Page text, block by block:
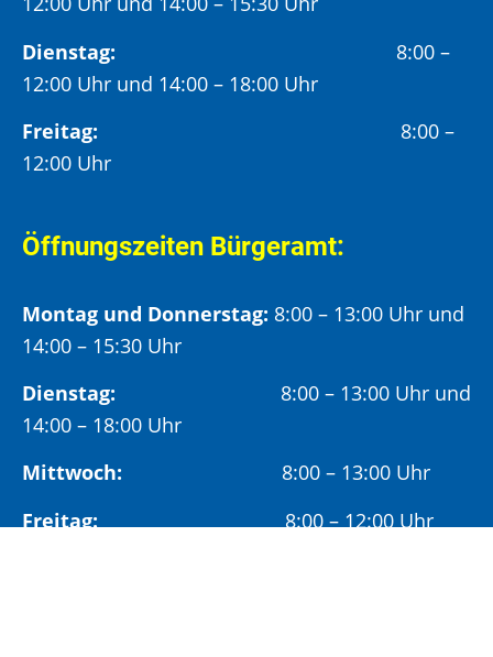
Dienstag: 8:00 –
12:00 Uhr und 14:00 – 18:00 Uhr
Freitag:
8:00 –
12:00 Uhr
Öffnungszeiten Bürgeramt:
Montag und Donnerstag: 8:00 – 13:00 Uhr und
14:00 – 15:30 Uhr
Dienstag: 8:00 – 13:00 Uhr und
14:00 – 18:00 Uhr
Mittwoch: 8:00 – 13:00 Uhr
Freitag:
8:00 – 12:00 Uhr